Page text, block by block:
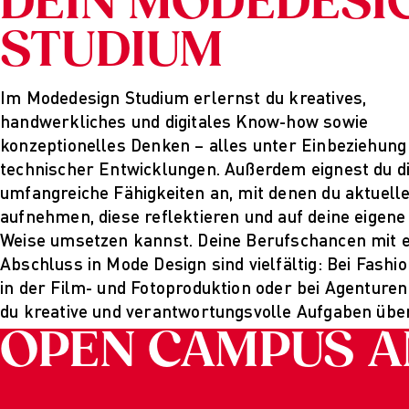
STUDIUM
Im Modedesign Studium erlernst du kreatives,
handwerkliches und digitales Know-how sowie
konzeptionelles Denken – alles unter
technischer Entwicklungen. Außerdem eignest du
umfangreiche Fähigkeiten an, mit denen du
aufnehmen, diese reflektieren und auf deine
Weise umsetzen kannst. Deine Berufschancen mit
Abschluss in Mode Design sind vielfältig: Bei
in der Film- und Fotoproduktion oder bei
du kreative und verantwortungsvolle Aufgaben
OPEN CAMPUS